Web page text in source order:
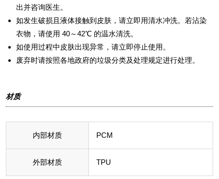
出并咨询医生。
如发生破损且液体接触到皮肤，请立即用清水冲洗。若沾染
衣物，请使用 40～42℃ 的温水清洗。
如使用过程中皮肤出现异常，请立即停止使用。
废弃时请按照各地政府的垃圾分类及处理规定进行处理。
材质
内部材质 PCM
外部材质 TPU